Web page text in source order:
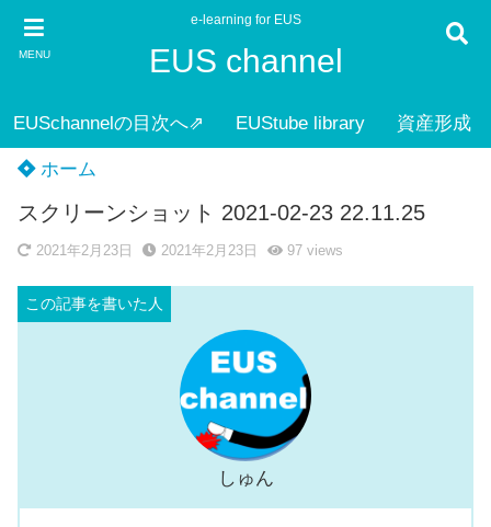
MENU
e-learning for EUS
EUS channel
EUSchannelの目次へ⇗ EUStube library 資産形成
ホーム
スクリーンショット 2021-02-23 22.11.25
2021年2月23日 2021年2月23日 97 views
しゅん